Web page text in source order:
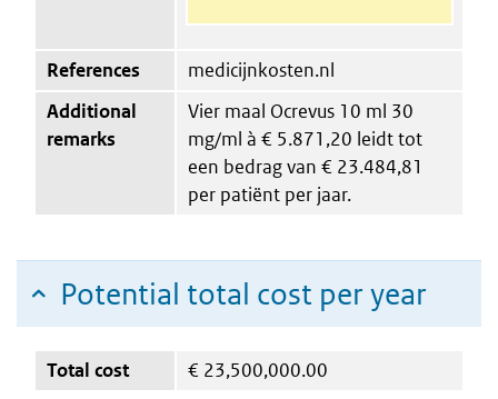
References
medicijnkosten.nl
Additional
remarks
Vier maal Ocrevus 10 ml 30
mg/ml à € 5.871,20 leidt tot
een bedrag van € 23.484,81
per patiënt per jaar.
Potential total cost per year
Total cost € 23,500,000.00